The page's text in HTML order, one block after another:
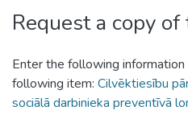
Request a copy
Enter the following
following item: Cilvēktiesību
sociālā darbinieka preventīvā